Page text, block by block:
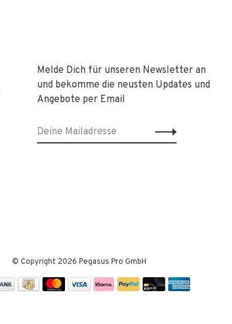
Melde Dich für unseren Newsletter an
und bekomme die neusten Updates und
Angebote per Email
© Copyright 2026 Pegasus Pro GmbH